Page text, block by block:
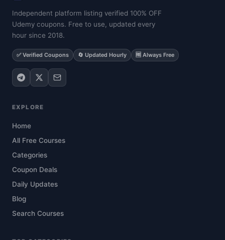
Independent platform listing verified 100% OFF
Udemy coupons. Free to use, updated every
hour since 2018.
✅ Verified Coupons 🔄 Updated Hourly 🆓 Always Free
EXPLORE
Home
All Free Courses
Categories
Coupon Deals
Daily Updates
Blog
Search Courses